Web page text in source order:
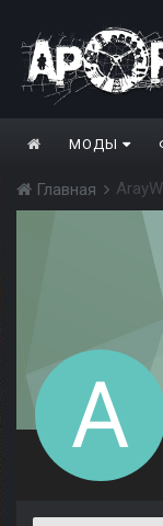
МОДЫ
Главная